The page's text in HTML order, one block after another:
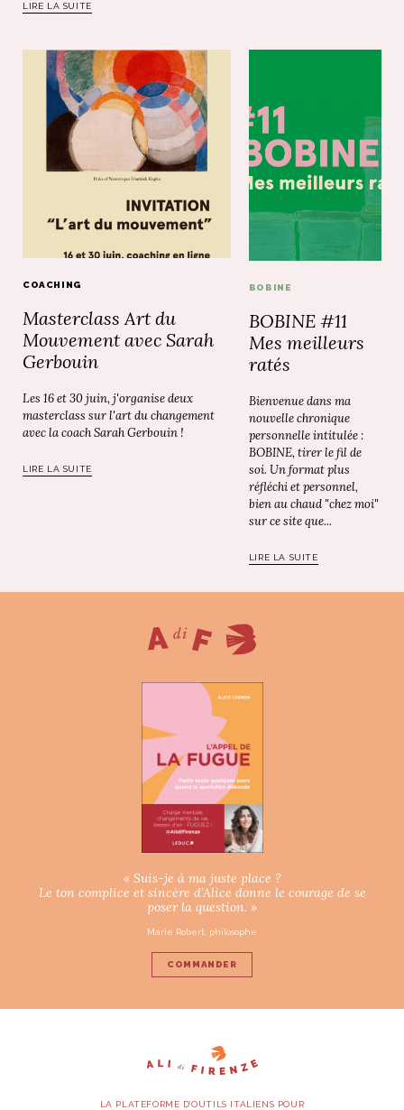
LIRE LA SUITE
COACHING
Masterclass Art du
Mouvement avec Sarah
Gerbouin
Les 16 et 30 juin, j'organise deux
masterclass sur l'art du changement
avec la coach Sarah Gerbouin !
LIRE LA SUITE
BOBINE
BOBINE #11
Mes meilleurs
ratés
Bienvenue dans ma
nouvelle chronique
personnelle intitulée :
BOBINE, tirer le fil de
soi. Un format plus
réfléchi et personnel,
bien au chaud "chez moi"
sur ce site que...
LIRE LA SUITE
« Suis-je à ma juste place ?
Le ton complice et sincère d’Alice donne le courage de se
poser la question. »
Marie Robert, philosophe
COMMANDER
LA PLATEFORME D’OUTILS ITALIENS POUR